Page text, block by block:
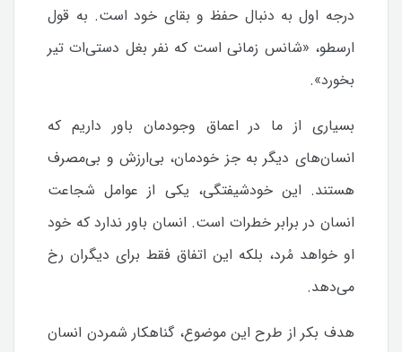
درجه اول به دنبال حفظ و بقای خود است. به قول
ارسطو، «شانس زمانی است که نفر بغل دستی‌ات تیر
بخورد».
بسیاری از ما در اعماق وجودمان باور داریم که
انسان‌های دیگر به جز خودمان، بی‌ارزش و بی‌مصرف
هستند. این خودشیفتگی، یکی از عوامل شجاعت
انسان در برابر خطرات است. انسان باور ندارد که خود
او خواهد مُرد، بلکه این اتفاق فقط برای دیگران رخ
می‌دهد.
هدف بکر از طرح این موضوع، گناهکار شمردن انسان